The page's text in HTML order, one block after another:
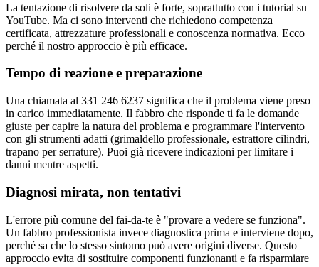
La tentazione di risolvere da soli è forte, soprattutto con i tutorial su
YouTube. Ma ci sono interventi che richiedono competenza
certificata, attrezzature professionali e conoscenza normativa. Ecco
perché il nostro approccio è più efficace.
Tempo di reazione e preparazione
Una chiamata al 331 246 6237 significa che il problema viene preso
in carico immediatamente. Il fabbro che risponde ti fa le domande
giuste per capire la natura del problema e programmare l'intervento
con gli strumenti adatti (grimaldello professionale, estrattore cilindri,
trapano per serrature). Puoi già ricevere indicazioni per limitare i
danni mentre aspetti.
Diagnosi mirata, non tentativi
L'errore più comune del fai-da-te è "provare a vedere se funziona".
Un fabbro professionista invece diagnostica prima e interviene dopo,
perché sa che lo stesso sintomo può avere origini diverse. Questo
approccio evita di sostituire componenti funzionanti e fa risparmiare